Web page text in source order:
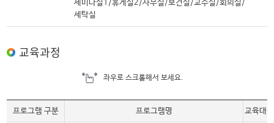
세미나실1/휴게실2/사무실/보건실/교수실/회의실/
세탁실
교육과정
좌우로 스크롤해서 보세요.
프로그램 구분 프로그램명 교육대